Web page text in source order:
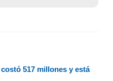
517 millones y está